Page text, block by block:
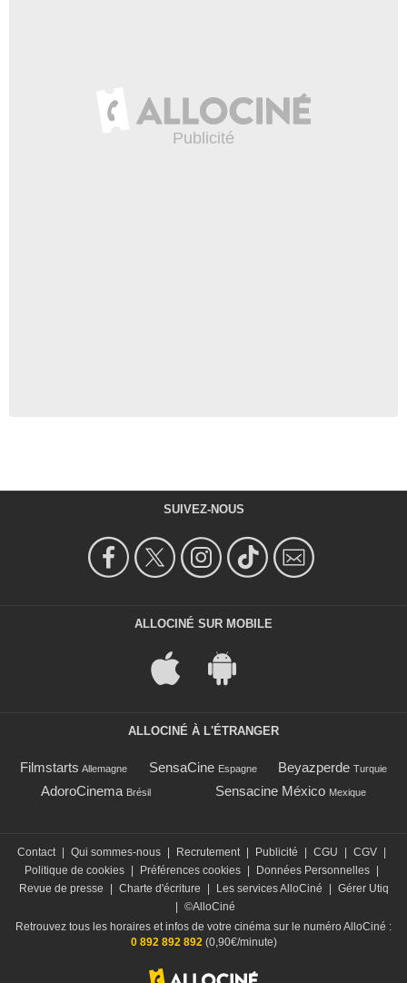
SUIVEZ-NOUS
ALLOCINÉ SUR MOBILE
ALLOCINÉ À L'ÉTRANGER
Filmstarts Allemagne SensaCine Espagne Beyazperde Turquie
AdoroCinema Brésil Sensacine México Mexique
Contact Qui sommes-nous Recrutement Publicité CGU CGV
Politique de cookies
Préférences cookies Données Personnelles
Revue de presse
Charte d'écriture Les services AlloCiné
Gérer Utiq
©AlloCiné
Retrouvez tous les horaires et infos de votre cinéma sur le numéro AlloCiné :
0 892 892 892(0,90€/minute)